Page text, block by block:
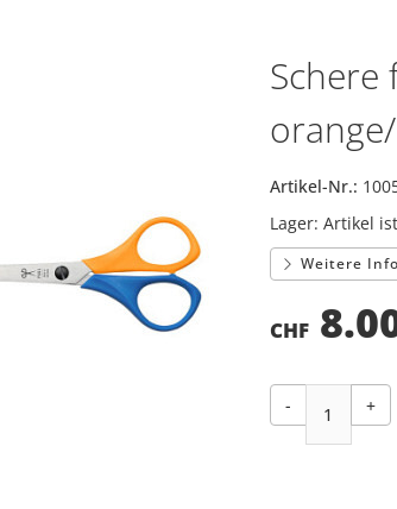
Schere
Artikel-Nr.:
Lager: Artikel
Weitere
CHF
- +